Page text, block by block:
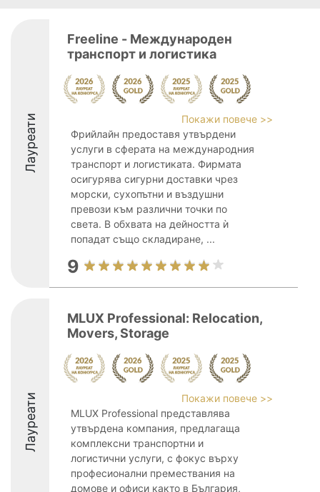
Лауреати
Freeline - Международен
транспорт и логистика
Покажи повече >>
Фрийлайн предоставя утвърдени
услуги в сферата на международния
транспорт и логистиката. Фирмата
осигурява сигурни доставки чрез
морски, сухопътни и въздушни
превози към различни точки по
света. В обхвата на дейността ѝ
попадат също складиране, ...
9
Лауреати
MLUX Professional: Relocation,
Movers, Storage
Покажи повече >>
MLUX Professional представлява
утвърдена компания, предлагаща
комплексни транспортни и
логистични услуги, с фокус върху
професионални премествания на
домове и офиси както в България,